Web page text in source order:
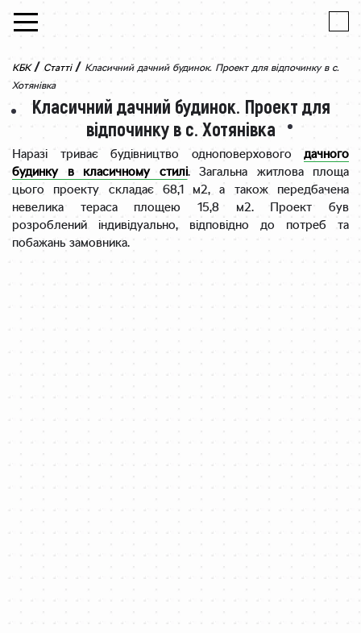
Skip to content
КБК / Статті / Класичний дачний будинок. Проект для відпочинку в с.
Хотянівка
Класичний дачний будинок. Проект для
відпочинку в с. Хотянівка
Наразі триває будівництво одноповерхового дачного
будинку в класичному стилі. Загальна житлова площа
цього проекту складає 68,1 м2, а також передбачена
невелика тераса площею 15,8 м2. Проект був
розроблений індивідуально, відповідно до потреб та
побажань замовника.